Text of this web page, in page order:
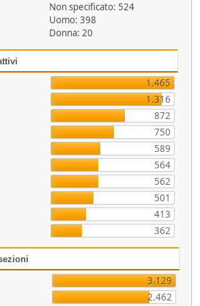
Non specificato: 524
Uomo: 398
Donna: 20
1.465
1.316
872
750
589
564
562
501
413
362
3.129
2.462